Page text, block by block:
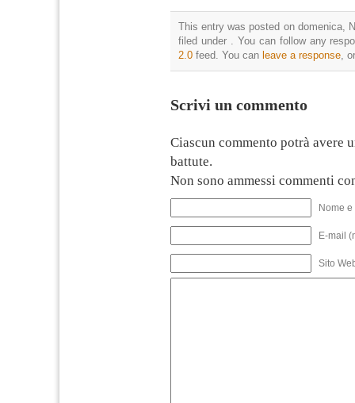
This entry was posted on domenica,
filed under . You can follow any
2.0 feed. You can leave a response,
Scrivi un commento
Ciascun commento potrà avere
battute.
Non sono ammessi commenti
Nome
E-mail
Sito